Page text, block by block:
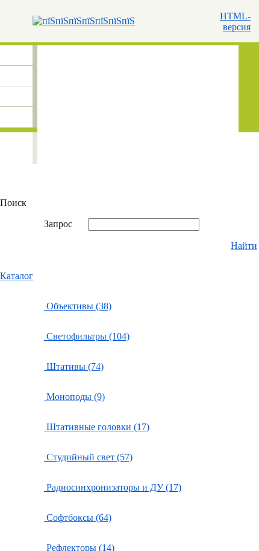
HTML-
версия
Поиск
Запрос
Найти
Каталог
Объективы (38)
Светофильтры (104)
Штативы (74)
Моноподы (9)
Штативные головки (17)
Студийный свет (57)
Радиосинхронизаторы и ДУ (17)
Софтбоксы (64)
Рефлекторы (14)